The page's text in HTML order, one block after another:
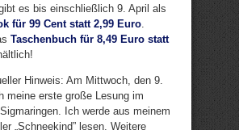
es bis einschließlich 9. April als
für 99 Cent statt 2,99 Euro.
Taschenbuch für 8,49 Euro statt
Hinweis: Am Mittwoch, den 9.
meine erste große Lesung im
Ich werde aus meinem
„Schneekind” lesen. Weitere